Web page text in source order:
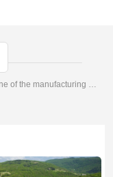
Development, design, production and sales in one of the manufacturing enterprises